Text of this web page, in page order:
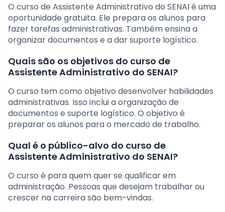
O curso de Assistente Administrativo do SENAI é uma
oportunidade gratuita. Ele prepara os alunos para
fazer tarefas administrativas. Também ensina a
organizar documentos e a dar suporte logístico.
Quais são os objetivos do curso de
Assistente Administrativo do SENAI?
O curso tem como objetivo desenvolver habilidades
administrativas. Isso inclui a organização de
documentos e suporte logístico. O objetivo é
preparar os alunos para o mercado de trabalho.
Qual é o público-alvo do curso de
Assistente Administrativo do SENAI?
O curso é para quem quer se qualificar em
administração. Pessoas que desejam trabalhar ou
crescer na carreira são bem-vindas.